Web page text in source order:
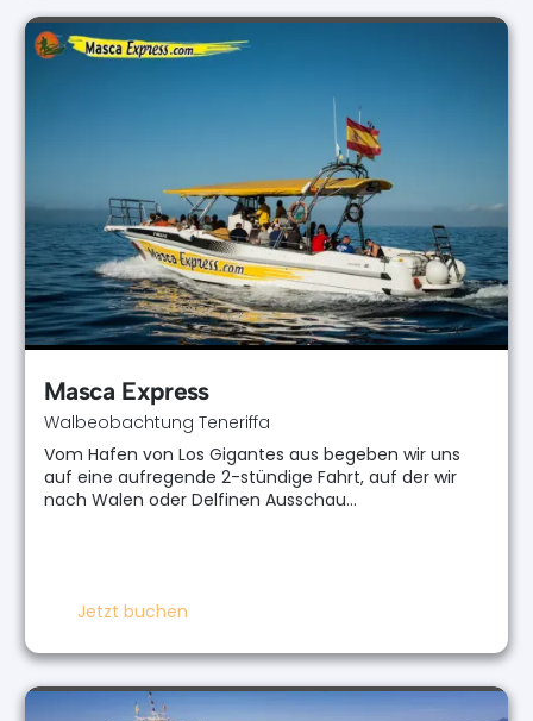
Masca Express
Walbeobachtung Teneriffa
Vom Hafen von Los Gigantes aus begeben wir uns
auf eine aufregende 2-stündige Fahrt, auf der wir
nach Walen oder Delfinen Ausschau…
Jetzt buchen